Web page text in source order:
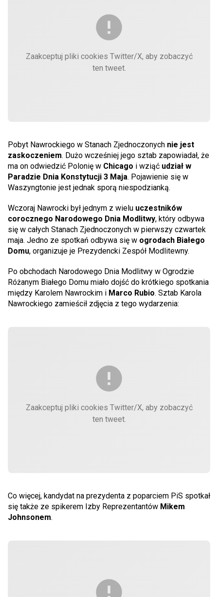
Zaakceptuj pliki cookies Twitter/X, aby zobaczyć
ten tweet.
Pobyt Nawrockiego w Stanach Zjednoczonych nie jest
zaskoczeniem. Dużo wcześniej jego sztab zapowiadał, że
ma on odwiedzić Polonię w Chicago i wziąć udział w
Paradzie Dnia Konstytucji 3 Maja. Pojawienie się w
Waszyngtonie jest jednak sporą niespodzianką.
Wczoraj Nawrocki był jednym z wielu uczestników
corocznego Narodowego Dnia Modlitwy, który odbywa
się w całych Stanach Zjednoczonych w pierwszy czwartek
maja. Jedno ze spotkań odbywa się w ogrodach Białego
Domu, organizuje je Prezydencki Zespół Modlitewny.
Po obchodach Narodowego Dnia Modlitwy w Ogrodzie
Różanym Białego Domu miało dojść do krótkiego spotkania
między Karolem Nawrockim i Marco Rubio. Sztab Karola
Nawrockiego zamieścił zdjęcia z tego wydarzenia:
Zaakceptuj pliki cookies Twitter/X, aby zobaczyć
ten tweet.
Co więcej, kandydat na prezydenta z poparciem PiS spotkał
się także ze spikerem Izby Reprezentantów Mikem
Johnsonem.